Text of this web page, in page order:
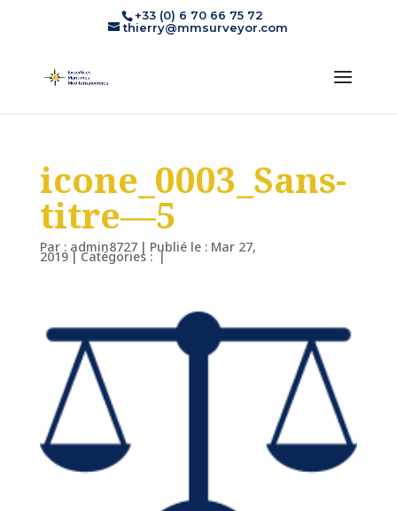
+33 (0) 6 70 66 75 72
thierry@mmsurveyor.com
icone_0003_Sans-
titre—5
Par : admin8727 | Publié le : Mar 27,
2019|Catégories : |